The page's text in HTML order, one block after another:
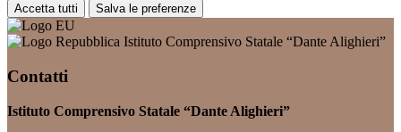
Accetta tutti Salva le preferenze
Istituto Comprensivo Statale “Dante Alighieri”
Contatti
Istituto Comprensivo Statale “Dante Alighieri”